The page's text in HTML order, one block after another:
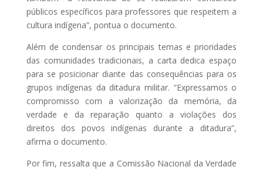
públicos específicos para professores que respeitem a
cultura indígena”, pontua o documento.
Além de condensar os principais temas e prioridades
das comunidades tradicionais, a carta dedica espaço
para se posicionar diante das consequências para os
grupos indígenas da ditadura militar. “Expressamos o
compromisso com a valorização da memória, da
verdade e da reparação quanto a violações dos
direitos dos povos indígenas durante a ditadura”,
afirma o documento.
Por fim, ressalta que a Comissão Nacional da Verdade